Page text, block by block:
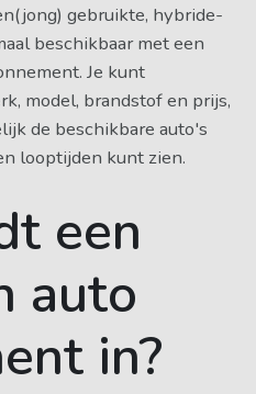
gebruikte, hybride-
beschikbaar met een
Je kunt
model, brandstof en prijs,
de beschikbare auto's
looptijden kunt zien.
een
auto
in?